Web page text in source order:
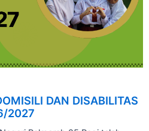
DAN DISABILITAS
2027